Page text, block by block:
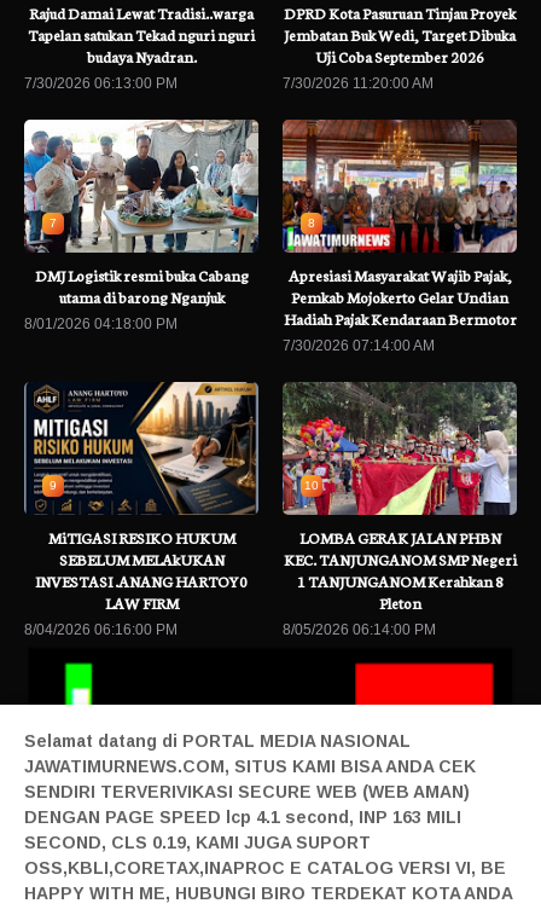
Rajud Damai Lewat Tradisi..warga
Tapelan satukan Tekad nguri nguri
budaya Nyadran.
7/30/2026 06:13:00 PM
DPRD Kota Pasuruan Tinjau Proyek
Jembatan Buk Wedi, Target Dibuka
Uji Coba September 2026
7/30/2026 11:20:00 AM
7
DMJ Logistik resmi buka Cabang
utama di barong Nganjuk
8/01/2026 04:18:00 PM
8
Apresiasi Masyarakat Wajib Pajak,
Pemkab Mojokerto Gelar Undian
Hadiah Pajak Kendaraan Bermotor
7/30/2026 07:14:00 AM
9
MiTIGASI RESIKO HUKUM
SEBELUM MELAkUKAN
INVESTASI .ANANG HARTOY0
LAW FIRM
8/04/2026 06:16:00 PM
10
LOMBA GERAK JALAN PHBN
KEC. TANJUNGANOM SMP Negeri
1 TANJUNGANOM Kerahkan 8
Pleton
8/05/2026 06:14:00 PM
yang Bisa Dimulai di Usia 20-an Baca Berita Terbaru
Home| Login| Privacy| Pedoman Siber| Contact| Tentang|
Produk|
Adv| Mitra| Staff Redaksi| Redaksi| | Design By Sonata
Selamat datang di PORTAL MEDIA NASIONAL
JAWATIMURNEWS.COM, SITUS KAMI BISA ANDA CEK
SENDIRI TERVERIVIKASI SECURE WEB (WEB AMAN)
DENGAN PAGE SPEED lcp 4.1 second, INP 163 MILI
SECOND, CLS 0.19, KAMI JUGA SUPORT
OSS,KBLI,CORETAX,INAPROC E CATALOG VERSI VI, BE
HAPPY WITH ME, HUBUNGI BIRO TERDEKAT KOTA ANDA